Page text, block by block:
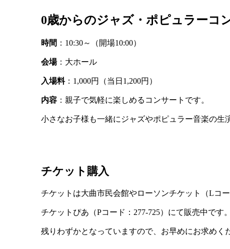
0歳からのジャズ・ポピュラーコ
時間 ：10:30～（開場10:00）
会場：大ホール
入場料：1,000円（当日1,200円）
内容 ：親子で気軽に楽しめるコンサートです。
小さなお子様も一緒にジャズやポピュラー音楽の生
チケット購入
チケットは大曲市民会館やローソンチケット（Lコー
チケットぴあ（Pコード：277-725）にて販売中です。
残りわずかとなっていますので、お早めにお求めく